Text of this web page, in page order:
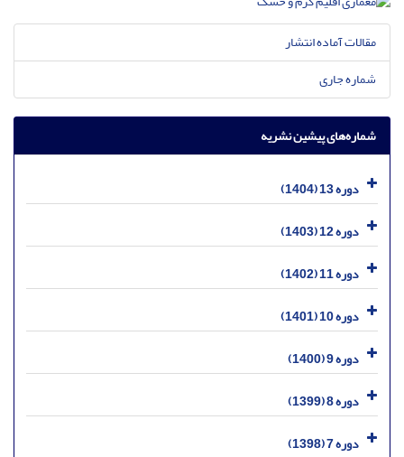
مقالات آماده انتشار
شماره جاری
شماره‌های پیشین نشریه
دوره 13 (1404)
دوره 12 (1403)
دوره 11 (1402)
دوره 10 (1401)
دوره 9 (1400)
دوره 8 (1399)
دوره 7 (1398)